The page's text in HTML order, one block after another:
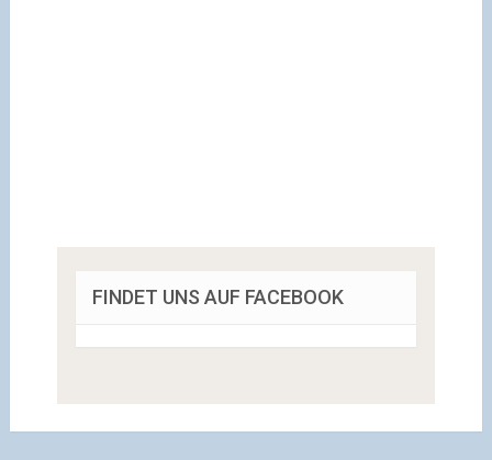
FINDET UNS AUF FACEBOOK